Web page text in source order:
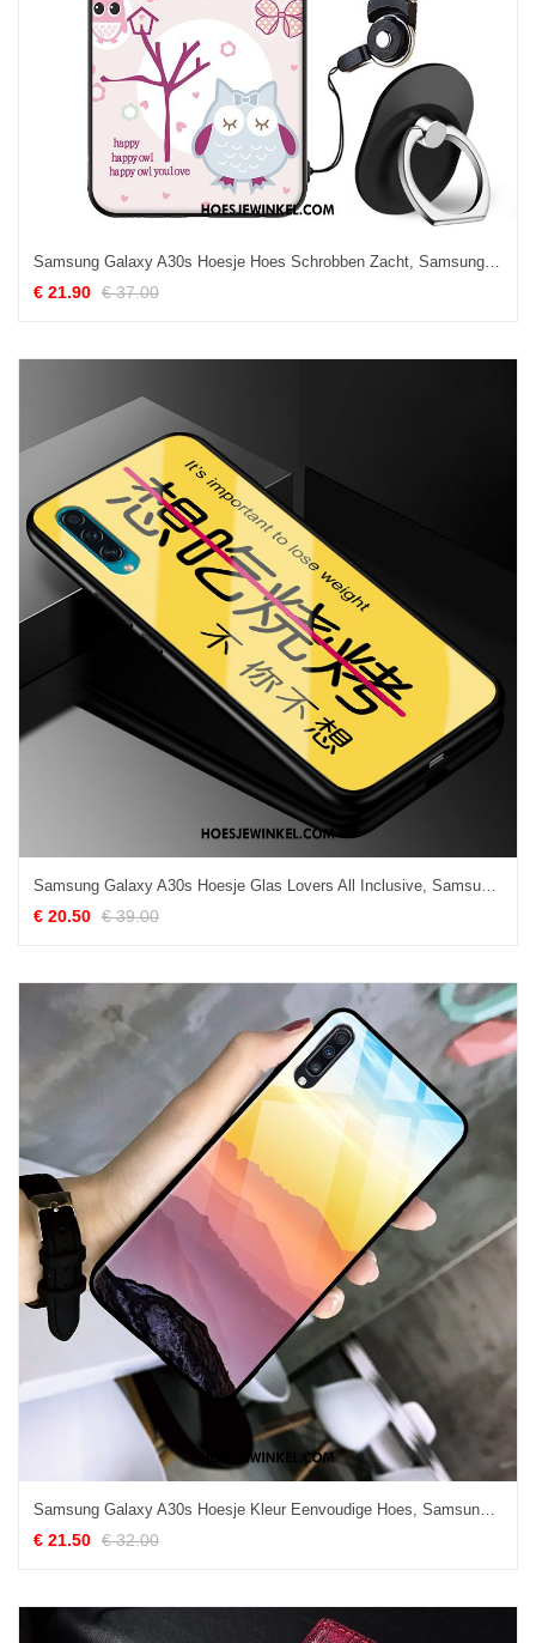
Samsung Galaxy A30s Hoesje Hoes Schrobben Zacht, Samsung Galaxy A30s Hoesje Mobiele Telefoon Bescherming
€ 21.90 € 37.00
Samsung Galaxy A30s Hoesje Glas Lovers All Inclusive, Samsung Galaxy A30s Hoesje Anti-fall Bescherming
€ 20.50 € 39.00
Samsung Galaxy A30s Hoesje Kleur Eenvoudige Hoes, Samsung Galaxy A30s Hoesje Mobiele Telefoon Persoonlijk
€ 21.50 € 32.00